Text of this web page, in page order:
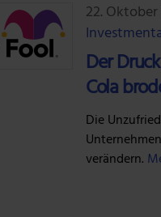
22. Oktober
Der
Cola
Die
verändern.